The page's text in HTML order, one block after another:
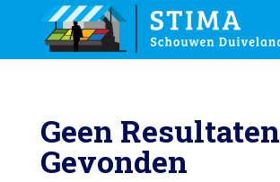
Geen Resultaten
Gevonden